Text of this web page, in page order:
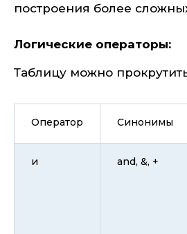
построения более
Логические операторы:
Таблицу можно
Оператор Синонимы
и and, &, +